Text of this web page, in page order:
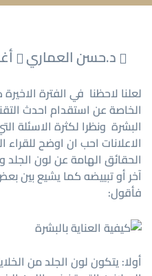
د.حسن العماري
لعلنا لاحظنا في الفترة
الخاصة عن استقدام احدث
البشرة ونظرا لكثرة الاسئلة
الاعلانات احب ان اوضح
الحقائق الهامة عن لون الجلد
آخر أو تبييضه كما يشيع بين
فأقول:
أولا: يتكون لون الجلد من